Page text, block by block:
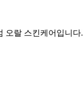
오랄 스킨케어입니다.